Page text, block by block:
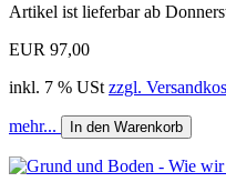
Artikel ist lieferbar ab
EUR 97,00
inkl. 7 % USt zzgl.
mehr... In den Warenkorb